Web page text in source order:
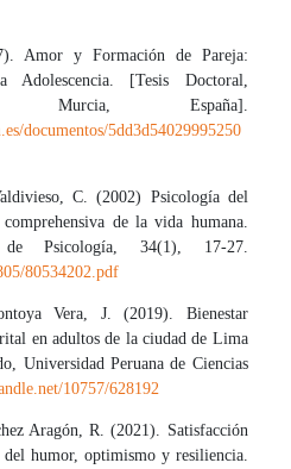
Amor y Formación de Pareja:
Adolescencia. [Tesis Doctoral,
Murcia, España].
documentos/5dd3d54029995250
C. (2002) Psicología del
de la vida humana.
de Psicología, 34(1), 17-27.
80534202.pdf
Vera, J. (2019). Bienestar
en adultos de la ciudad de Lima
Universidad Peruana de Ciencias
10757/628192
Aragón, R. (2021). Satisfacción
humor, optimismo y resiliencia.